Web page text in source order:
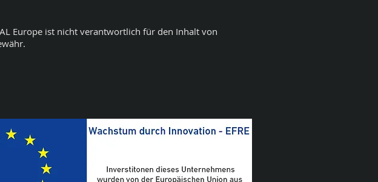
Europe ist nicht verantwortlich für den Inhalt von